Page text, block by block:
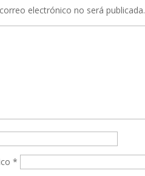
electrónico no será publicada.
*